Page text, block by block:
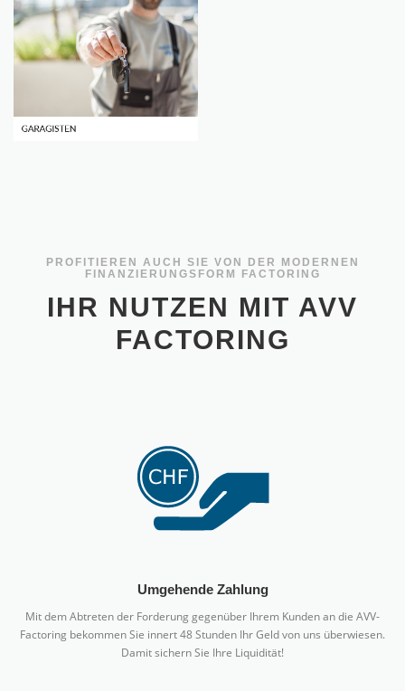
PROFITIEREN AUCH SIE VON DER MODERNEN
FINANZIERUNGSFORM FACTORING
IHR NUTZEN MIT AVV
FACTORING
Umgehende Zahlung
Mit dem Abtreten der Forderung gegenüber Ihrem Kunden an die AVV-
Factoring bekommen Sie innert 48 Stunden Ihr Geld von uns überwiesen.
Damit sichern Sie Ihre Liquidität!